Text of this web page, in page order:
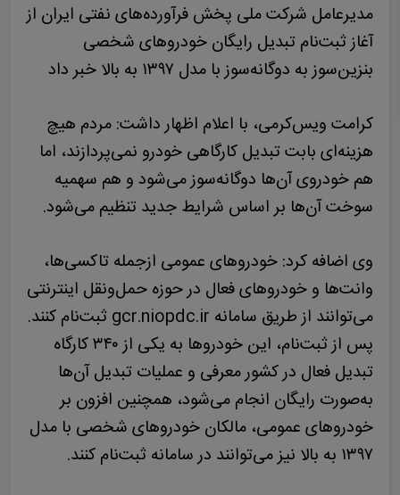
مدیرعامل شرکت ملی پخش فرآورده‌های نفتی ایران از
آغاز ثبت‌نام تبدیل رایگان خودروهای شخصی
بنزین‌سوز به دوگانه‌سوز با مدل ۱۳۹۷ به بالا خبر داد
کرامت ویس‌کرمی، با اعلام اظهار داشت: مردم هیچ
هزینه‌ای بابت تبدیل کارگاهی خودرو نمی‌پردازند، اما
هم خودروی آن‌ها دوگانه‌سوز می‌شود و هم سهمیه
سوخت آن‌ها بر اساس شرایط جدید تنظیم می‌شود.
وی اضافه کرد: خودروهای عمومی ازجمله تاکسی‌ها،
وانت‌ها و خودروهای فعال در حوزه حمل‌ونقل اینترنتی
می‌توانند از طریق سامانه gcr.niopdc.ir ثبت‌نام کنند.
پس از ثبت‌نام، این خودروها به یکی از ۳۴۰ کارگاه
تبدیل فعال در کشور معرفی و عملیات تبدیل آن‌ها
به‌صورت رایگان انجام می‌شود، همچنین افزون بر
خودروهای عمومی، مالکان خودروهای شخصی با مدل
۱۳۹۷ به بالا نیز می‌توانند در سامانه ثبت‌نام کنند.